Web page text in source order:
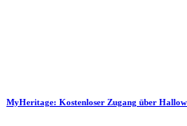
MyHeritage: Kostenloser Zugang über